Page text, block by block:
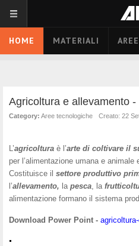
HOME MATERIALI
Agricoltura e allevamento
Category: Aree tecnologiche Creato: 22
L’agricoltura è l’arte di coltivare il
per l’alimentazione umana e
Costituisce il settore produttivo
l’allevamento, la pesca, la
alimentazione formano il sistema
Download Power Point -